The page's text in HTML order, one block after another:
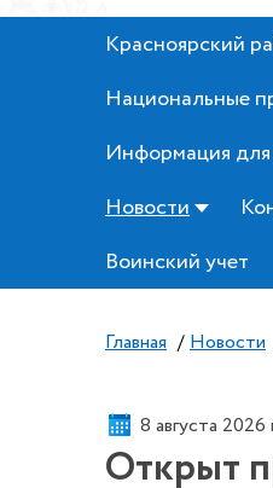
Красноярский
Национальные
Информация
Новости
Воинский учет
Главная / Новости
8 августа
Открыт